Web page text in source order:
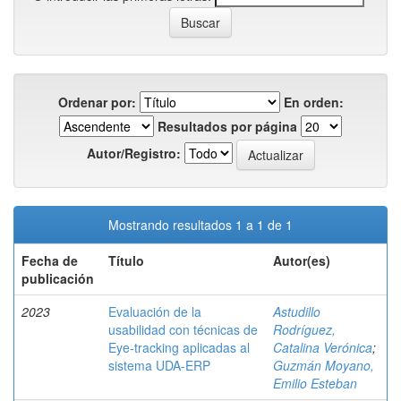
Ordenar por:
En orden:
Resultados por página
Autor/Registro:
Mostrando resultados 1 a 1 de 1
Fecha de
publicación
Título Autor(es)
2023
Evaluación de la
usabilidad con técnicas de
Eye-tracking aplicadas al
sistema UDA-ERP
Astudillo
Rodríguez,
Catalina Verónica;
Guzmán Moyano,
Emilio Esteban